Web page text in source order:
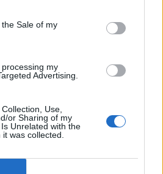
Sale of my
my
Advertising.
Use,
or Sharing of my
Unrelated with the
was collected.
OFFERTE AMAZON